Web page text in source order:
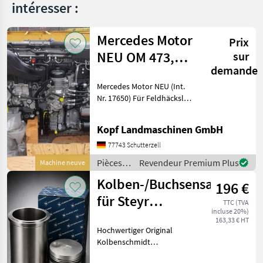
intéresser :
Machine neuve
Mercedes Motor
NEU OM 473,
471, 4
Prix
sur
demande
Mercedes Motor NEU (Int.
Nr. 17650) Für Feldhäcksler,
Mercedes Motor OM 473.
917 - C0666809 mit
Nebenantrieb 39.000 EUR
zzgl. Mw
Kopf Landmaschinen GmbH
77743 Schutterzell
Pièces
de
réparation
et pièces
de
/
Mercedes
Revendeur Premium Plus
Kolben-/Buchsensatz
für Steyr
196 €
TTC (TVA
incluse 20%)
163,33 € HT
Hochwertiger Original
Kolbenschmidt